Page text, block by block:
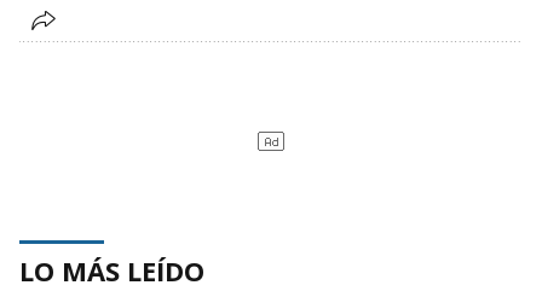
LO MÁS LEÍDO